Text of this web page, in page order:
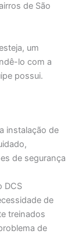
de São
um
lo com a
possui.
instalação de
de segurança
DCS
de
treinados
de